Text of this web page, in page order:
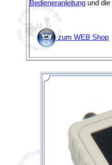
Bedieneranleitung und
zum WEB Shop